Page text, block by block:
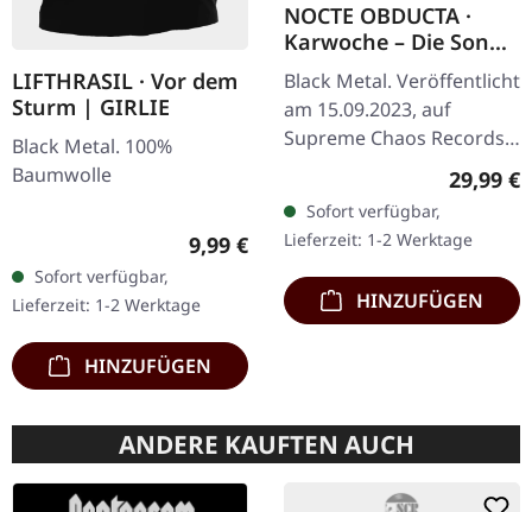
LIFTHRASIL · Vor dem
Sturm | GIRLIE
Black Metal. 100%
Baumwolle
Regulärer Preis:
9,99 €
Sofort verfügbar,
Lieferzeit: 1-2 Werktage
HINZUFÜGEN
NOCTE OBDUCTA ·
Karwoche – Die Sonne
der Toten pulsiert |
CLEAR/RED MARBLED
LP
Black Metal. Veröffentlicht
am 15.09.2023, auf
Supreme Chaos Records.
Clear/Rot/Weiß/Schwarz
marmoriertes Vinyl im
Gatefold-Cover mit Insert,
…
29,99 €
Sofort verfügbar,
Lieferzeit: 1-2 Werktage
HINZUFÜGEN
ANDERE KAUFTEN AUCH